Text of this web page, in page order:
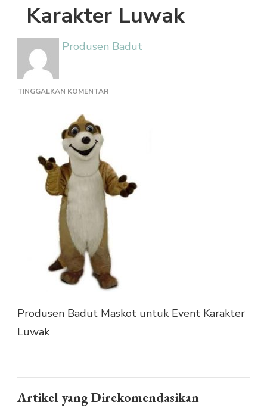
Karakter Luwak
Produsen Badut
TINGGALKAN KOMENTARPADA
KARAKTER
LUWAK
Produsen Badut Maskot untuk Event Karakter
Luwak
Artikel yang Direkomendasikan